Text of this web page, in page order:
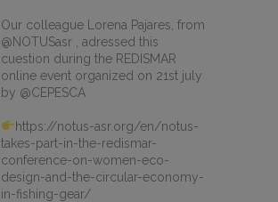
Our colleague Lorena Pajares, from
@NOTUSasr , adressed this
cuestion during the REDISMAR
online event organized on 21st july
by @CEPESCA
https://notus-asr.org/en/notus-
takes-part-in-the-redismar-
conference-on-women-eco-
design-and-the-circular-economy-
in-fishing-gear/